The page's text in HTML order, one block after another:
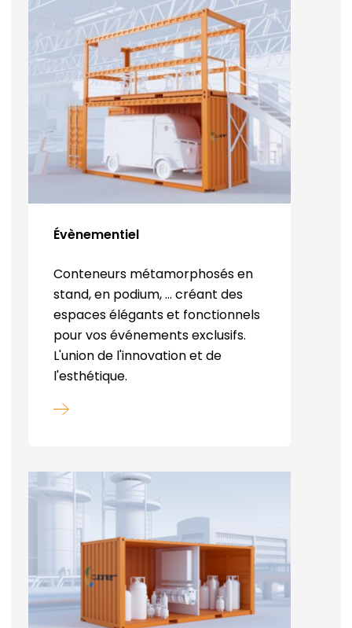
Évènementiel
Conteneurs métamorphosés en
stand, en podium, ... créant des
espaces élégants et fonctionnels
pour vos événements exclusifs.
L'union de l'innovation et de
l'esthétique.